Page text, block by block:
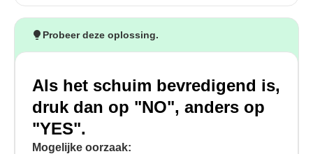
Probeer deze oplossing.
Als het schuim bevredigend is,
druk dan op "NO", anders op
"YES".
Mogelijke oorzaak: